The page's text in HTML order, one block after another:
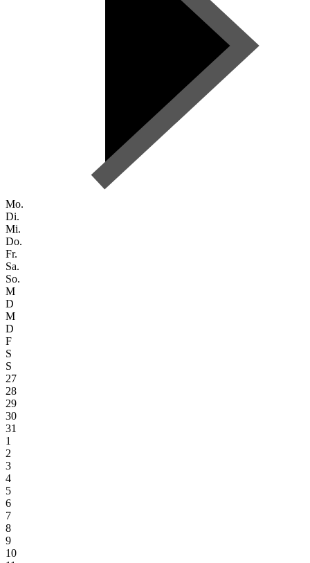
Mo.
Di.
Mi.
Do.
Fr.
Sa.
So.
M
D
M
D
F
S
S
27
28
29
30
31
1
2
3
4
5
6
7
8
9
10